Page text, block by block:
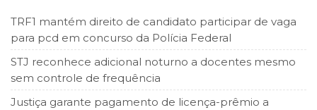
TRF1 mantém direito de candidato participar de vaga
para pcd em concurso da Polícia Federal
STJ reconhece adicional noturno a docentes mesmo
sem controle de frequência
Justiça garante pagamento de licença-prêmio a